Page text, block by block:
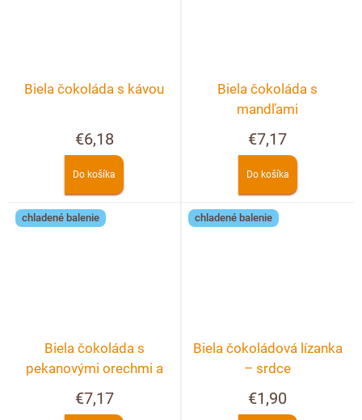
Biela čokoláda s kávou
€6,18
Do košíka
Biela čokoláda s
mandľami
€7,17
Do košíka
chladené balenie
Biela čokoláda s
pekanovými orechmi a
€7,17
chladené balenie
Biela čokoládová lízanka
– srdce
€1,90